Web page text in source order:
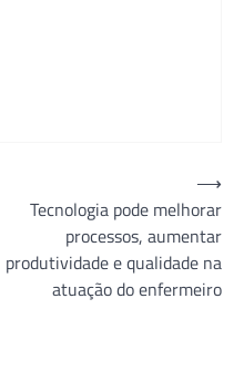
Tecnologia pode melhorar
processos, aumentar
produtividade e qualidade na
atuação do enfermeiro
⟶